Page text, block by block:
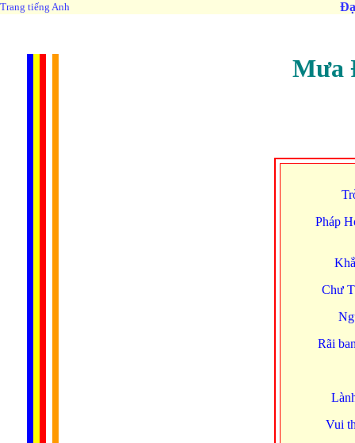
Trang tiếng Anh
Mưa
Pháp
Chư
Rãi
Vui